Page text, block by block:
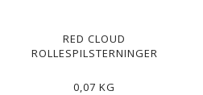
RED CLOUD
ROLLESPILSTERNINGER
0,07 KG